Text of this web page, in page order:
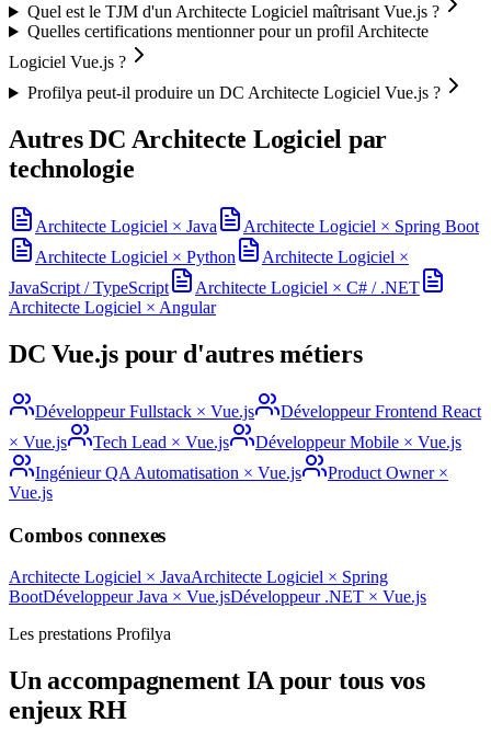
Quel est le TJM d'un Architecte Logiciel maîtrisant Vue.js ?
Quelles certifications mentionner pour un profil Architecte
Logiciel Vue.js ?
Profilya peut-il produire un DC Architecte Logiciel Vue.js ?
Autres DC Architecte Logiciel par
technologie
Architecte Logiciel × Java Architecte Logiciel × Spring Boot
Architecte Logiciel × Python Architecte Logiciel ×
JavaScript / TypeScript
Architecte Logiciel × C# / .NET
Architecte Logiciel × Angular
DCVue.jspour d'autres métiers
Développeur Fullstack × Vue.js
Développeur Frontend React
× Vue.js Tech Lead × Vue.js Développeur Mobile × Vue.js
Ingénieur QA Automatisation × Vue.js Product Owner×
Vue.js
Combos connexes
Architecte Logiciel × JavaArchitecte Logiciel × Spring
BootDéveloppeur Java × Vue.jsDéveloppeur .NET × Vue.js
Les prestations Profilya
Un accompagnement IA pour tous vos
enjeux RH